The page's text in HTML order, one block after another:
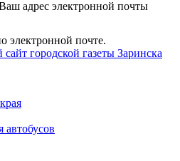
адрес электронной почты
электронной почте.
городской газеты Заринска
автобусов